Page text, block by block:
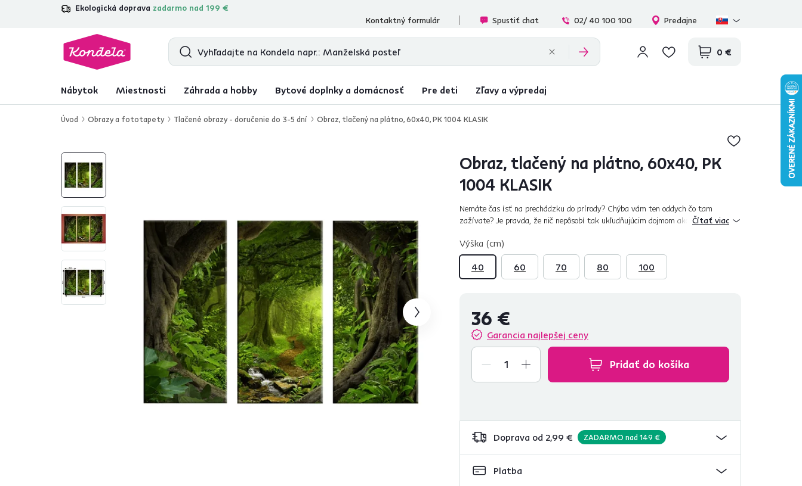
Ekologická doprava zadarmo nad 199 €
4,7 31 157overených produktových recenzií
Kontaktný formulár
Spustiť chat 02/ 40 100 100 Predajne
0 €
Nábytok Miestnosti Záhrada a hobby Bytové doplnky a domácnosť Pre deti Zľavy a výpredaj
Úvod Obrazy a fototapety Tlačené obrazy - doručenie do 3-5 dní Obraz, tlačený na plátno, 60x40, PK 1004 KLASIK
Obraz, tlačený na plátno, 60x40, PK
1004 KLASIK
Nemáte čas ísť na prechádzku do prírody? Chýba vám ten oddych čo tam
zažívate? Je pravda, že nič nepôsobí tak ukľudňujúcim dojmom ako príroda.
Čítať viac
Výška (cm)
40
60 70 80 100
36 €
Garancia najlepšej ceny
Pridať do košíka
Doprava od 2,99 € ZADARMO nad 149 €
Platba